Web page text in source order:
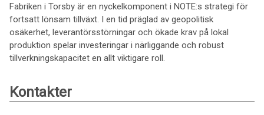
Fabriken i Torsby är en nyckelkomponent i NOTE:s strategi för
fortsatt lönsam tillväxt. I en tid präglad av geopolitisk
osäkerhet, leverantörsstörningar och ökade krav på lokal
produktion spelar investeringar i närliggande och robust
tillverkningskapacitet en allt viktigare roll.
Kontakter